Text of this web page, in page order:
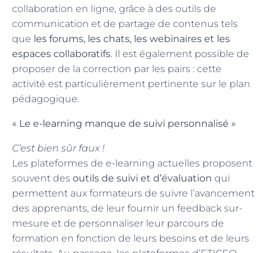
collaboration en ligne, grâce à des outils de
communication et de partage de contenus tels
que les forums, les chats, les webinaires et les
espaces collaboratifs. Il est également possible de
proposer de la correction par les pairs : cette
activité est particulièrement pertinente sur le plan
pédagogique.
« Le e-learning manque de suivi personnalisé »
C’est bien sûr faux !
Les plateformes de e-learning actuelles proposent
souvent des outils de suivi et d’évaluation qui
permettent aux formateurs de suivre l’avancement
des apprenants, de leur fournir un feedback sur-
mesure et de personnaliser leur parcours de
formation en fonction de leurs besoins et de leurs